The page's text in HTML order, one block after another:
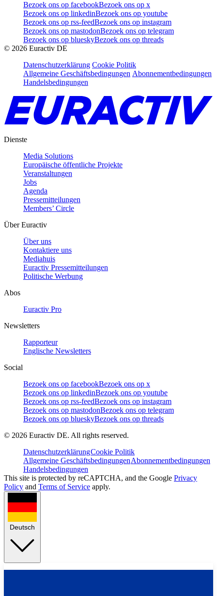
Bezoek ons op facebookBezoek ons op x
Bezoek ons op linkedinBezoek ons op youtube
Bezoek ons op rss-feedBezoek ons op instagram
Bezoek ons op mastodonBezoek ons op telegram
Bezoek ons op blueskyBezoek ons op threads
© 2026 Euractiv DE
Datenschutzerklärung Cookie Politik
Allgemeine Geschäftsbedingungen Abonnementbedingungen
Handelsbedingungen
Dienste
Media Solutions
Europäische öffentliche Projekte
Veranstaltungen
Jobs
Agenda
Pressemitteilungen
Members’ Circle
Über Euractiv
Über uns
Kontaktiere uns
Mediahuis
Euractiv Pressemitteilungen
Politische Werbung
Abos
Euractiv Pro
Newsletters
Rapporteur
Englische Newsletters
Social
Bezoek ons op facebookBezoek ons op x
Bezoek ons op linkedinBezoek ons op youtube
Bezoek ons op rss-feedBezoek ons op instagram
Bezoek ons op mastodonBezoek ons op telegram
Bezoek ons op blueskyBezoek ons op threads
© 2026 Euractiv DE. All rights reserved.
DatenschutzerklärungCookie Politik
Allgemeine GeschäftsbedingungenAbonnementbedingungen
Handelsbedingungen
This site is protected by reCAPTCHA, and the Google Privacy
Policy and Terms of Service apply.
Deutsch